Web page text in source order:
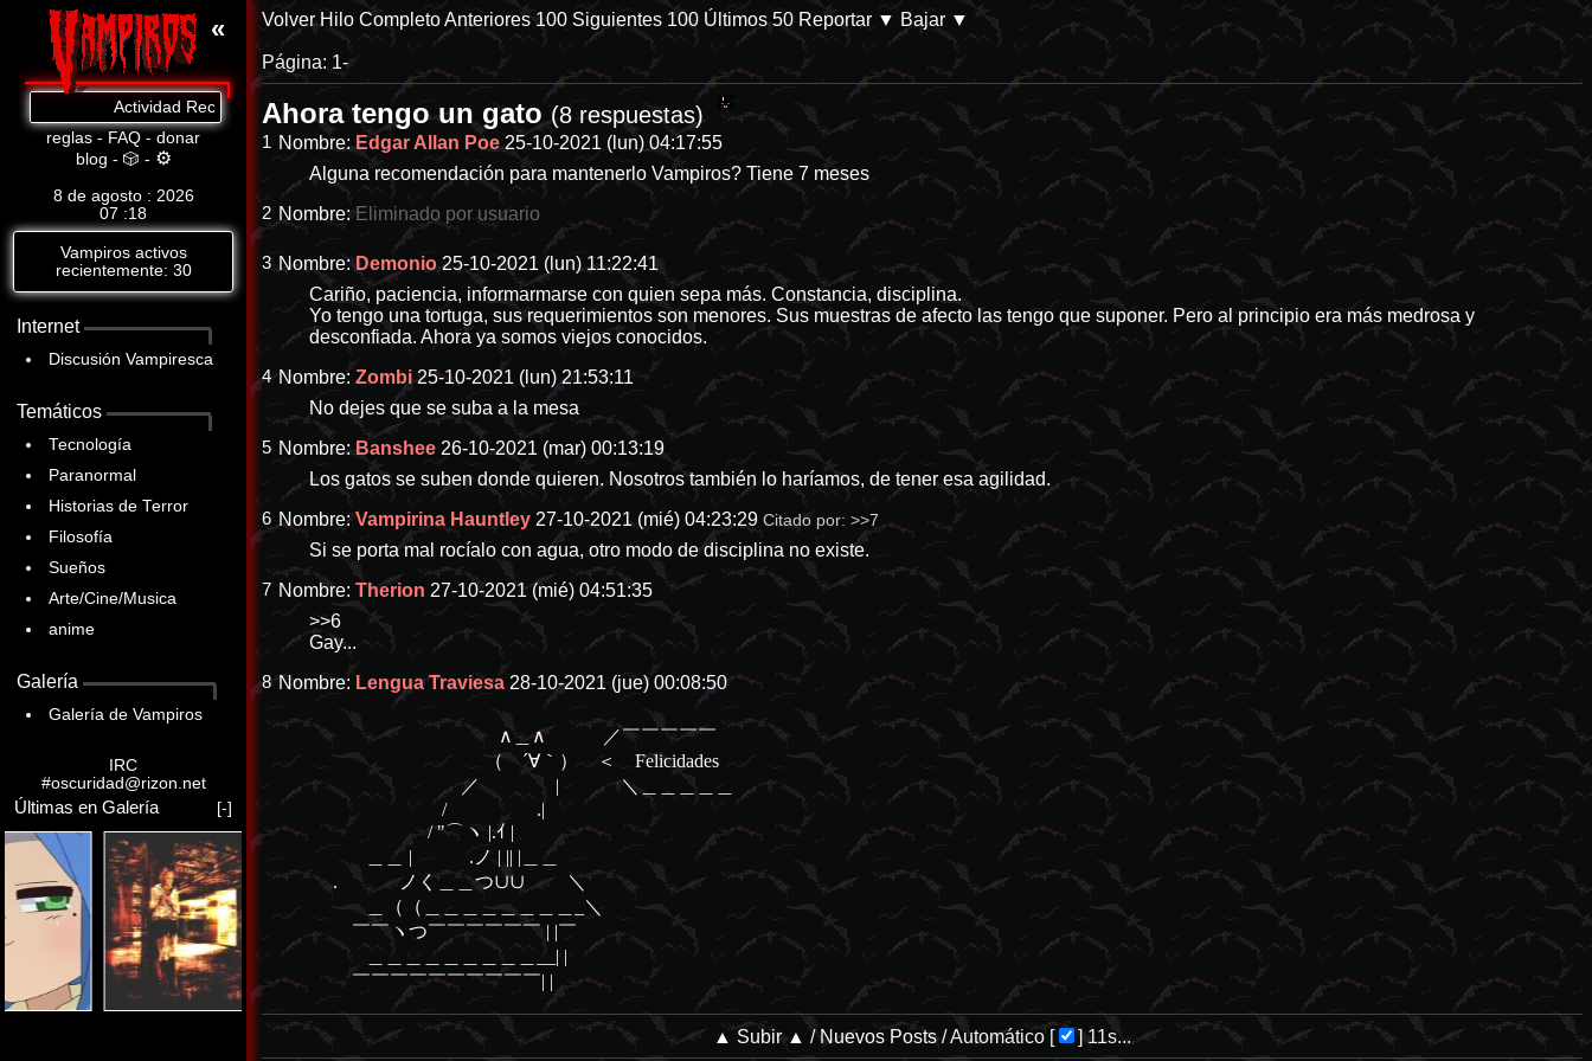
«
Actividad Reciente: Cat.8: https://www.abandomoviez.net/db/p-28144-categoria-8 En Prime Video. Parece que las películas de desastres naturales tienden a ser el idóneo campo de cultivo para
reglas - FAQ - donar
blog - 🎲 - ⚙
8 de agosto : 2026
07
18
Vampiros activos
recientemente: 30
Internet
Discusión Vampiresca
Temáticos
Tecnología
Paranormal
Historias de Terror
Filosofía
Sueños
Arte/Cine/Musica
anime
Galería
Galería de Vampiros
IRC
#oscuridad@rizon.net
Últimas en Galería [-]
Volver Hilo CompletoAnteriores 100 Siguientes 100 Últimos 50 Reportar ▼ Bajar ▼
Página: 1-
Ahora tengo un gato(8 respuestas)
1 Nombre: Edgar Allan Poe 25-10-2021 (lun) 04:17:55
Alguna recomendación para mantenerlo Vampiros? Tiene 7 meses
2 Nombre:Eliminado por usuario
3 Nombre:Demonio 25-10-2021 (lun) 11:22:41
Cariño, paciencia, informarmarse con quien sepa más. Constancia, disciplina.
Yo tengo una tortuga, sus requerimientos son menores. Sus muestras de afecto las tengo que suponer. Pero al principio era más medrosa y
desconfiada. Ahora ya somos viejos conocidos.
4 Nombre:Zombi 25-10-2021 (lun) 21:53:11
No dejes que se suba a la mesa
5 Nombre:Banshee 26-10-2021 (mar) 00:13:19
Los gatos se suben donde quieren. Nosotros también lo haríamos, de tener esa agilidad.
6 Nombre:Vampirina Hauntley 27-10-2021 (mié) 04:23:29 Citado por:>>7
Si se porta mal rocíalo con agua, otro modo de disciplina no existe.
7 Nombre:Therion 27-10-2021 (mié) 04:51:35
>>6
Gay...
8 Nombre: Lengua Traviesa 28-10-2021 (jue) 00:08:50
∧＿∧ ／￣￣￣￣￣
（ ´∀｀） ＜ Felicidades
／ | ＼＿＿＿＿＿
/ .|
/ "⌒ヽ |.ｲ |
＿＿ | .ノ | || |＿＿
. ノく＿＿つ∪∪ ＼
＿（（＿＿＿＿＿＿＿＿_＼
￣￣ヽつ￣￣￣￣￣￣ | |￣
＿＿＿＿＿＿＿＿＿__| |
￣￣￣￣￣￣￣￣￣￣| |
▲ Subir ▲ / Nuevos Posts/Automático [ ]11s...